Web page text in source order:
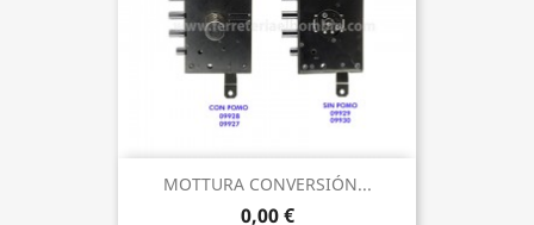
MOTTURA CONVERSIÓN...
0,00 €